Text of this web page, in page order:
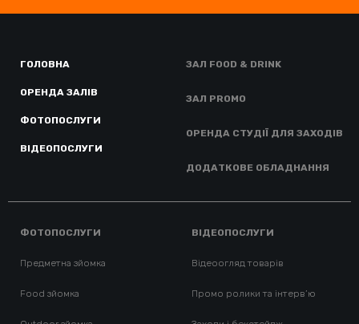
ГОЛОВНА
ОРЕНДА ЗАЛІВ
ФОТОПОСЛУГИ
ВІДЕОПОСЛУГИ
ЗАЛ FOOD & DRINK
ЗАЛ PROMO
ОРЕНДА СТУДІЇ ДЛЯ ЗАХОДІВ
ДОДАТКОВЕ ОБЛАДНАННЯ
ФОТОПОСЛУГИ
Предметна зйомка
Food зйомка
ВІДЕОПОСЛУГИ
Відеоогляд товарів
Промо ролики та інтерв’ю